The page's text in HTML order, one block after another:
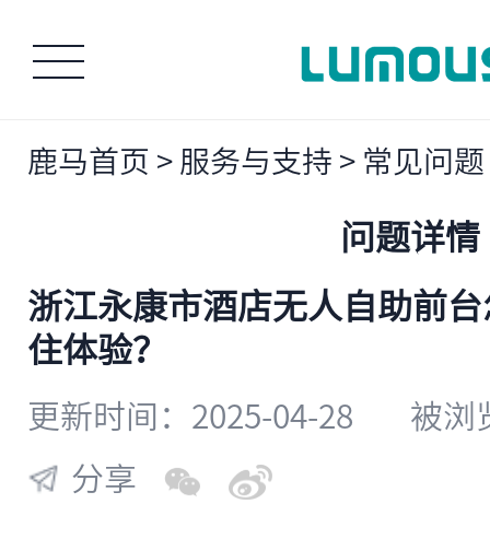
鹿马首页 > 服务与支持 > 常见问题
问题详情
浙江永康市酒店无人自助前
住体验？
更新时间：2025-04-28
被浏
分享